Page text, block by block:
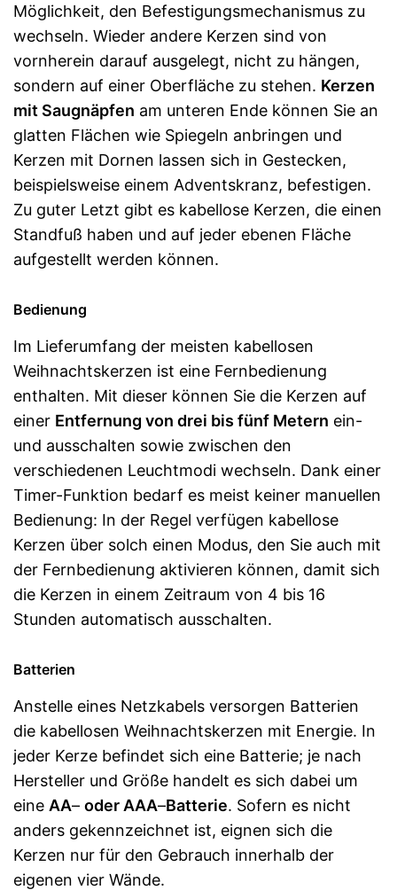
Möglichkeit, den Befestigungsmechanismus zu
wechseln. Wieder andere Kerzen sind von
vornherein darauf ausgelegt, nicht zu hängen,
sondern auf einer Oberfläche zu stehen. Kerzen
mit Saugnäpfen am unteren Ende können Sie an
glatten Flächen wie Spiegeln anbringen und
Kerzen mit Dornen lassen sich in Gestecken,
beispielsweise einem Adventskranz, befestigen.
Zu guter Letzt gibt es kabellose Kerzen, die einen
Standfuß haben und auf jeder ebenen Fläche
aufgestellt werden können.
Bedienung
Im Lieferumfang der meisten kabellosen
Weihnachtskerzen ist eine Fernbedienung
enthalten. Mit dieser können Sie die Kerzen auf
einer Entfernung von drei bis fünf Metern ein-
und ausschalten sowie zwischen den
verschiedenen Leuchtmodi wechseln. Dank einer
Timer-Funktion bedarf es meist keiner manuellen
Bedienung: In der Regel verfügen kabellose
Kerzen über solch einen Modus, den Sie auch mit
der Fernbedienung aktivieren können, damit sich
die Kerzen in einem Zeitraum von 4 bis 16
Stunden automatisch ausschalten.
Batterien
Anstelle eines Netzkabels versorgen Batterien
die kabellosen Weihnachtskerzen mit Energie. In
jeder Kerze befindet sich eine Batterie; je nach
Hersteller und Größe handelt es sich dabei um
eine AA– oder AAA–Batterie. Sofern es nicht
anders gekennzeichnet ist, eignen sich die
Kerzen nur für den Gebrauch innerhalb der
eigenen vier Wände.